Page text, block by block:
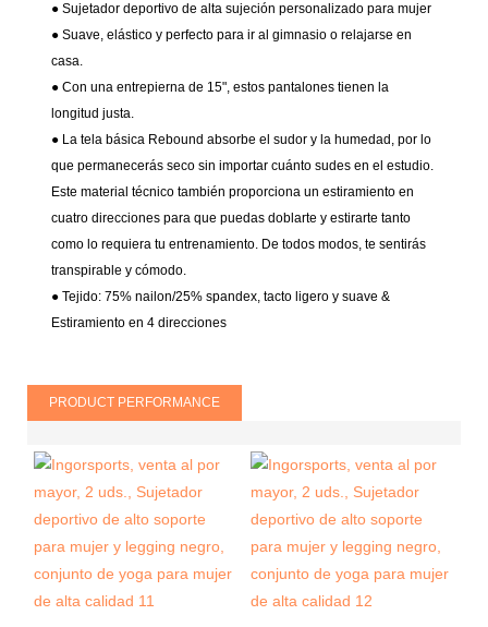
● Sujetador deportivo de alta sujeción personalizado para mujer
● Suave, elástico y perfecto para ir al gimnasio o relajarse en
casa.
● Con una entrepierna de 15", estos pantalones tienen la
longitud justa.
● La tela básica Rebound absorbe el sudor y la humedad, por lo
que permanecerás seco sin importar cuánto sudes en el estudio.
Este material técnico también proporciona un estiramiento en
cuatro direcciones para que puedas doblarte y estirarte tanto
como lo requiera tu entrenamiento. De todos modos, te sentirás
transpirable y cómodo.
● Tejido: 75% nailon/25% spandex, tacto ligero y suave &
Estiramiento en 4 direcciones
PRODUCT PERFORMANCE